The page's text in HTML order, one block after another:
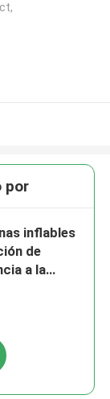
por
inflables
de
a la